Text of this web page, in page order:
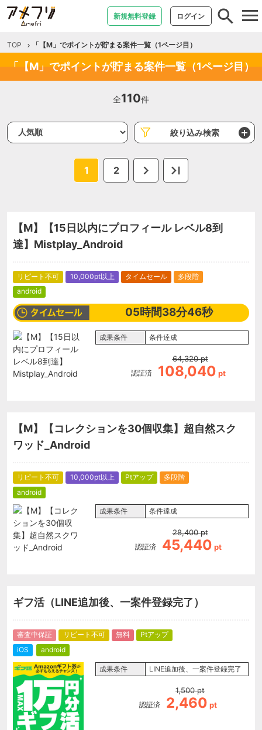
新規無料登録 ログイン
TOP 「【M」でポイントが貯まる案件一覧（1ページ目）
「【M」でポイントが貯まる案件一覧（1ページ目）
全110件
絞り込み検索
1 2
【M】【15日以内にプロフィール レベル8到
達】Mistplay_Android
リピート不可 10,000pt以上 タイムセール
多段階
android
05時間38分46秒
成果条件 条件達成
認証済
64,320 pt
108,040 pt
【M】【コレクションを30個収集】超自然スク
ワッド_Android
リピート不可 10,000pt以上 Ptアップ
多段階
android
成果条件 条件達成
認証済
28,400 pt
45,440 pt
ギフ活（LINE追加後、一案件登録完了）
審査中保証 リピート不可 無料
Ptアップ
iOS
android
成果条件 LINE追加後、一案件登録完了
認証済
1,500 pt
2,460 pt